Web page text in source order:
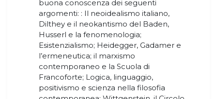
buona conoscenza dei seguenti
argomenti: : Il neoidealismo italiano,
Dilthey e il neokantismo del Baden,
Husserl e la fenomenologia;
Esistenzialismo; Heidegger, Gadamer e
l’ermeneutica; il marxismo
contemporaneo e la Scuola di
Francoforte; Logica, linguaggio,
positivismo e scienza nella filosofia